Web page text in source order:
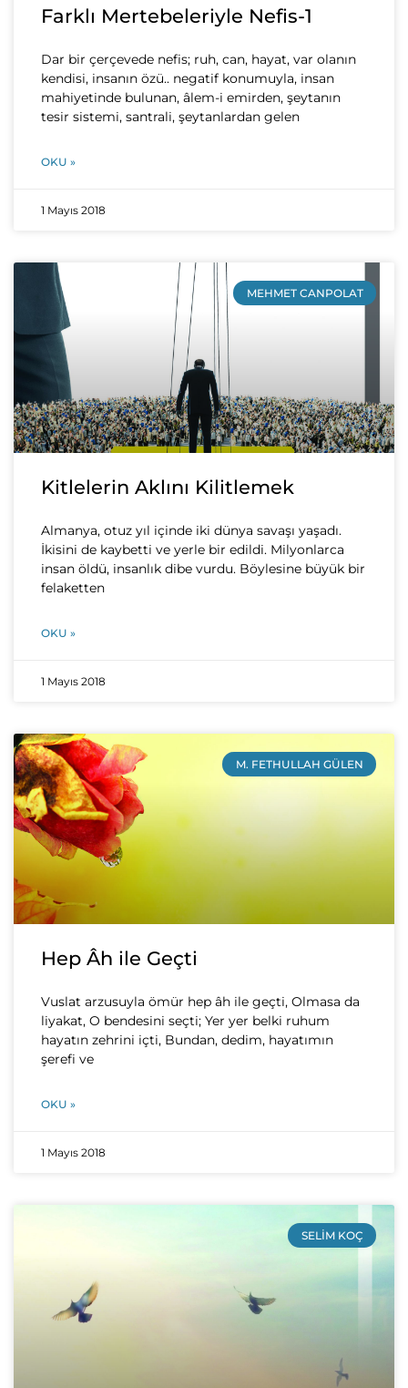
Farklı Mertebeleriyle Nefis-1
Dar bir çerçevede nefis; ruh, can, hayat, var olanın
kendisi, insanın özü.. negatif konumuyla, insan
mahiyetinde bulunan, âlem-i emirden, şeytanın
tesir sistemi, santrali, şeytanlardan gelen
OKU »
1 Mayıs 2018
MEHMET CANPOLAT
Kitlelerin Aklını Kilitlemek
Almanya, otuz yıl içinde iki dünya savaşı yaşadı.
İkisini de kaybetti ve yerle bir edildi. Milyonlarca
insan öldü, insanlık dibe vurdu. Böylesine büyük bir
felaketten
OKU »
1 Mayıs 2018
M. FETHULLAH GÜLEN
Hep Âh ile Geçti
Vuslat arzusuyla ömür hep âh ile geçti, Olmasa da
liyakat, O bendesini seçti; Yer yer belki ruhum
hayatın zehrini içti, Bundan, dedim, hayatımın
şerefi ve
OKU »
1 Mayıs 2018
SELIM KOÇ